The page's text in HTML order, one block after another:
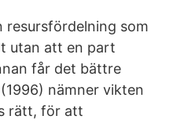
som
utan att en part
får det bättre
nämner vikten
rätt, för att